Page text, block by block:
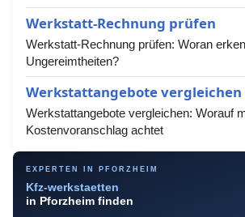
Werkstatt-Rechnung prüfen
Werkstatt-Rechnung prüfen: Woran
Ungereimtheiten?
Werkstattangebote vergleichen
Werkstattangebote vergleichen: Worauf
Kostenvoranschlag achtet
EXPERTEN IN PFORZHEIM
Kfz-werkstaetten
in Pforzheim finden